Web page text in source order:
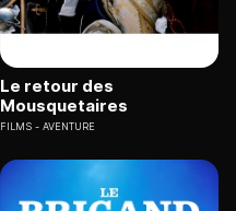
Le retour des
Mousquetaires
FILMS AVENTURE